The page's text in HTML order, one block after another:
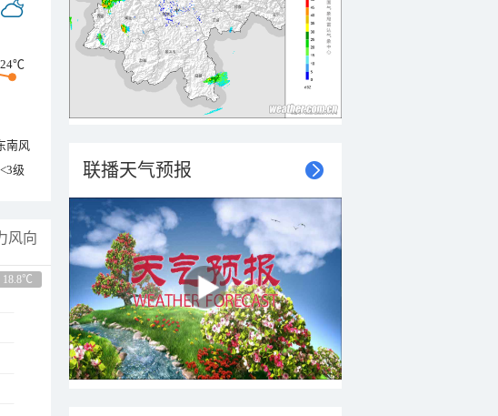
24℃
南风
<3级
风向
18.8℃
联播天气预报